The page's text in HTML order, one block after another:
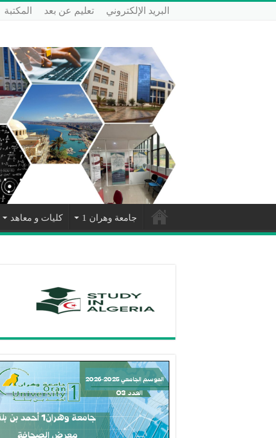
البريد الإلكتروني تعليم عن بعد المكتبة
جامعة وهران 1 كليات و معاهد